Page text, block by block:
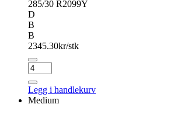
285/30 R2099Y
D
B
B
2345.30kr/stk
NEXEN
N
FERA
SPORT
Legg i handlekurv
Medium